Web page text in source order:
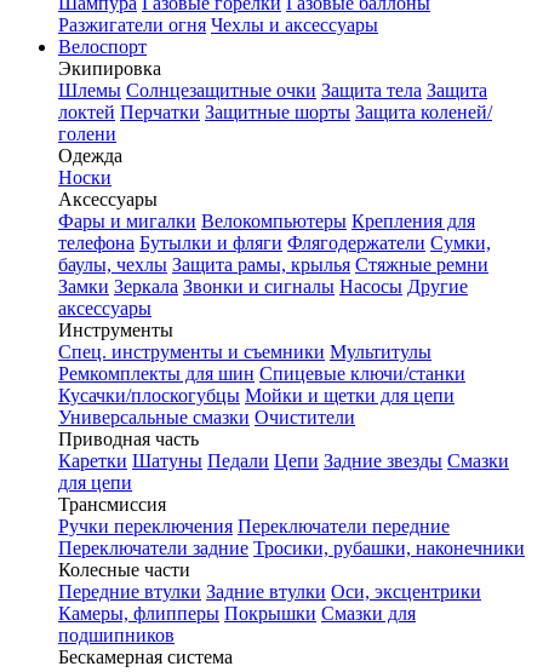
Разжигатели огня Чехлы и аксессуары
Велоспорт
Экипировка
Шлемы Солнцезащитные очки Защита тела Защита
локтей Перчатки Защитные шорты Защита коленей/
голени
Одежда
Носки
Аксессуары
Фары и мигалки Велокомпьютеры Крепления для
телефона Бутылки и фляги Флягодержатели Сумки,
баулы, чехлы Защита рамы, крылья Стяжные ремни
Замки Зеркала Звонки и сигналы Насосы Другие
аксессуары
Инструменты
Спец. инструменты и съемники Мультитулы
Ремкомплекты для шин Спицевые ключи/станки
Кусачки/плоскогубцы Мойки и щетки для цепи
Универсальные смазки Очистители
Приводная часть
Каретки Шатуны Педали Цепи Задние звезды Смазки
для цепи
Трансмиссия
Ручки переключения Переключатели передние
Переключатели задние Тросики, рубашки, наконечники
Колесные части
Передние втулки Задние втулки Оси, эксцентрики
Камеры, флипперы Покрышки Смазки для
подшипников
Бескамерная система